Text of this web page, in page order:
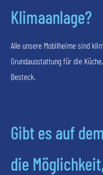
Klimaanlage?
Alle unsere Mobilheime sind
Grundausstattung für die
Besteck.
Gibt es auf
die